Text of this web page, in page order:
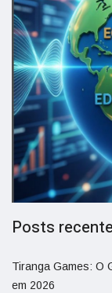
Posts
Tiranga Games: O
em 2026